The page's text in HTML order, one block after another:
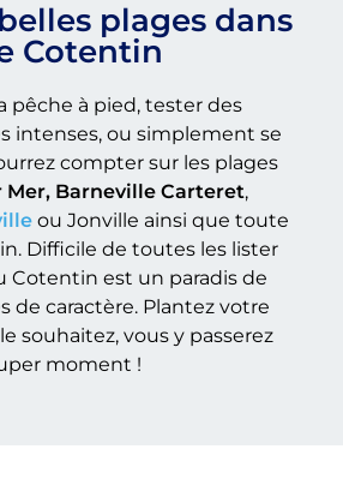
plages dans
Cotentin
pêche à pied, tester des
intenses, ou simplement se
compter sur les plages
Mer, Barneville Carteret,
ou Jonville ainsi que toute
Difficile de toutes les lister
Cotentin est un paradis de
de caractère. Plantez votre
souhaitez, vous y passerez
moment !